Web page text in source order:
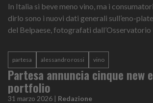
In Italia si beve meno vino, ma i
dirlo sono i nuovi dati generali sull’eno-
del Belpaese, fotografati
partesa alessandro rossi vino
Partesa annuncia cinque new
portfolio
31 marzo 2026 | Redazione